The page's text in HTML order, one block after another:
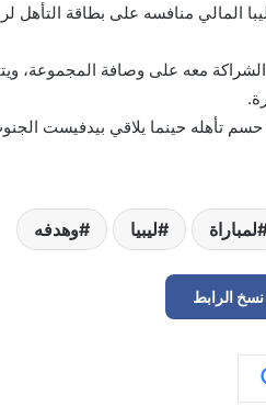
المالي منافسه على بطاقة التأهل
ليفض الشراكة معه على وصافة المجموعة،
سيحاول حوريا الغيني، متصدر الترتيب بـ8 نقاط، حسم تأهله حينما يلاقي بيدفيست
لمباراة ليبيا وهدفه
نسخ الرابط